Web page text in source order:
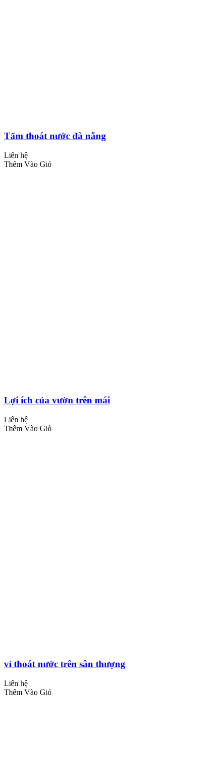
Tấm thoát nước đà nẵng
Liên hệ
Thêm Vào Giỏ
Lợi ích của vườn trên mái
Liên hệ
Thêm Vào Giỏ
vỉ thoát nước trên sân thượng
Liên hệ
Thêm Vào Giỏ